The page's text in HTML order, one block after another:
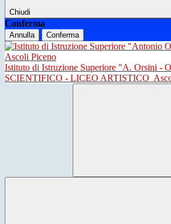
Chiudi
Conferma
Annulla Conferma
Istituto di Istruzione Superiore "A. Orsini -
SCIENTIFICO - LICEO ARTISTICO